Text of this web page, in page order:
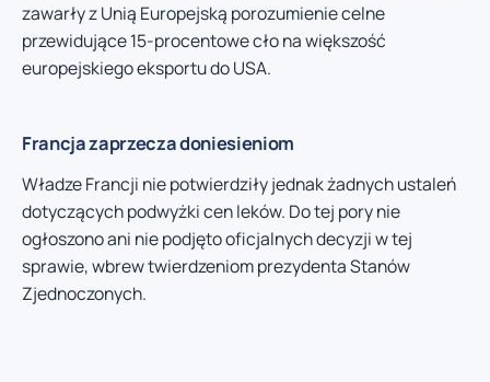
zawarły z Unią Europejską porozumienie celne
przewidujące 15-procentowe cło na większość
europejskiego eksportu do USA.
Francja zaprzecza doniesieniom
Władze Francji nie potwierdziły jednak żadnych ustaleń
dotyczących podwyżki cen leków. Do tej pory nie
ogłoszono ani nie podjęto oficjalnych decyzji w tej
sprawie, wbrew twierdzeniom prezydenta Stanów
Zjednoczonych.